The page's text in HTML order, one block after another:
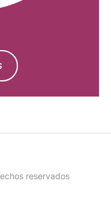
reservados